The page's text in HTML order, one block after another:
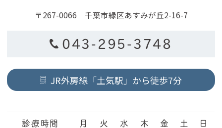
〒267-0066 千葉市緑区あすみが丘2-16-7
043-295-3748
JR外房線「土気駅」から徒歩7分
診療時間 月 火 水 木 金 土 日